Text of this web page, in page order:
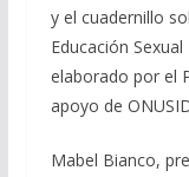
y el cuadernillo
Educación
elaborado por el
apoyo de
Mabel Bianco,